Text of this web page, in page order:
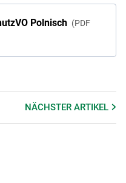
Polnisch
PDF
NÄCHSTERARTIKEL